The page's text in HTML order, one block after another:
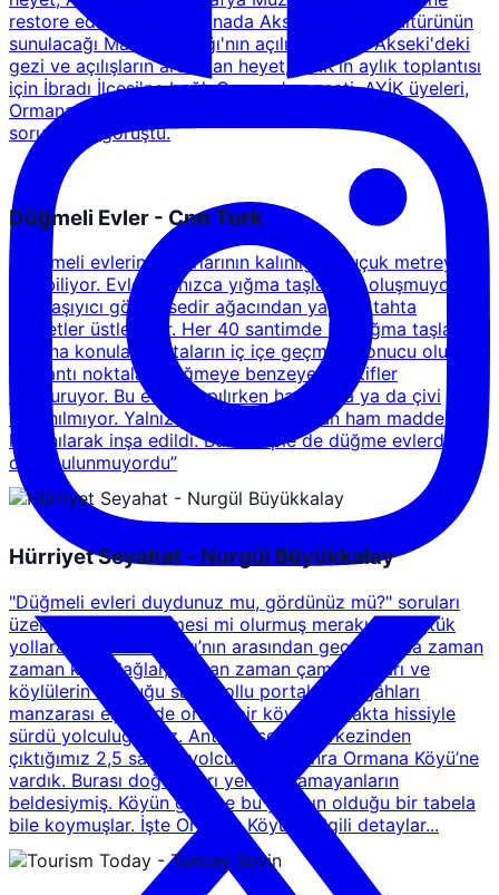
restore edilen yöresel binada Akseki mutfak kültürünün
sunulacağı Marla Mutfağı'nın açılışını yaptı. Akseki'deki
gezi ve açılışların ardından heyet, AYİK'in aylık toplantısı
için İbradı İlçesi'ne bağlı Ormana'ya geçti. AYİK üyeleri,
Ormana'daki butik otel Berberoğlu House'da kent
sorunlarını görüştü.
Düğmeli Evler - Cnn Turk
"Düğmeli evlerin duvarlarının kalınlığı 1 buçuk metreyi
bulabiliyor. Evler yalnızca yığma taşlardan oluşmuyor.
Asıl taşıyıcı görevi sedir ağacından yapılan tahta
iskeletler üstleniyor. Her 40 santimde bir yığma taşların
arasına konulan tahtaların iç içe geçmesi sonucu oluşan
bağlantı noktaları düğmeye benzeyen motifler
oluşturuyor. Bu evler yapılırken harç, sıva ya da çivi
kullanılmıyor. Yalnızca bölgede bulunan ham maddeler
kullanılarak inşa edildi. Bu sebeple de düğme evlerde
cam bulunmuyordu”
Hürriyet Seyahat - Nurgül Büyükkalay
"Düğmeli evleri duydunuz mu, gördünüz mü?" soruları
üzerine evlerin düğmesi mi olurmuş merakı ile düştük
yollara... Toros Dağları’nın arasından geçen yolda zaman
zaman karlı dağlar, zaman zaman çam ağaçları ve
köylülerin kurduğu sağlı sollu portakal tezgâhları
manzarası eşliğinde orada bir köy var uzakta hissiyle
sürdü yolculuğumuz. Antalya şehir merkezinden
çıktığımız 2,5 saatlik yolculuktan sonra Ormana Köyü’ne
vardık. Burası doğdukları yeri unutamayanların
beldesiymiş. Köyün girişine bu yazının olduğu bir tabela
bile koymuşlar. İşte Ormana Köyü ile ilgili detaylar...